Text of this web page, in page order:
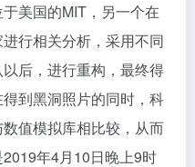
美国的MIT，另一个在
行相关分析，采用不同
后，进行重构，最终得
到黑洞照片的同时，科
值模拟库相比较，从而
年4月10日晚上9时